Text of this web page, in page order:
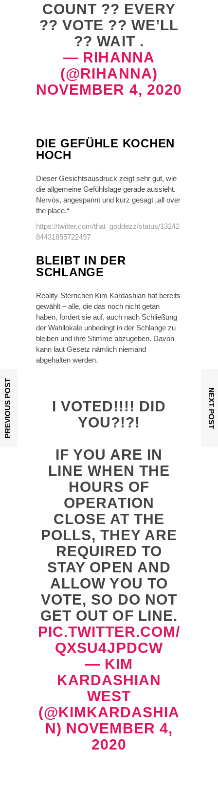
COUNT ?? EVERY
?? VOTE ?? WE’LL
?? WAIT .
— RIHANNA
(@RIHANNA)
NOVEMBER 4, 2020
DIE GEFÜHLE KOCHEN
HOCH
Dieser Gesichtsausdruck zeigt sehr gut, wie
die allgemeine Gefühlslage gerade aussieht.
Nervös, angespannt und kurz gesagt „all over
the place.“
https://twitter.com/that_goddezz/status/13242
84431855722497
BLEIBT IN DER
SCHLANGE
Reality-Sternchen Kim Kardashian hat bereits
gewählt – alle, die das noch nicht getan
haben, fordert sie auf, auch nach Schließung
der Wahllokale unbedingt in der Schlange zu
bleiben und ihre Stimme abzugeben. Davon
kann laut Gesetz nämlich niemand
abgehalten werden.
I VOTED!!!! DID
YOU?!?!
IF YOU ARE IN
LINE WHEN THE
HOURS OF
OPERATION
CLOSE AT THE
POLLS, THEY ARE
REQUIRED TO
STAY OPEN AND
ALLOW YOU TO
VOTE, SO DO NOT
GET OUT OF LINE.
PIC.TWITTER.COM/
QXSU4JPDCW
— KIM
KARDASHIAN
WEST
(@KIMKARDASHIA
N) NOVEMBER 4,
2020
PREVIOUS POST NEXT POST